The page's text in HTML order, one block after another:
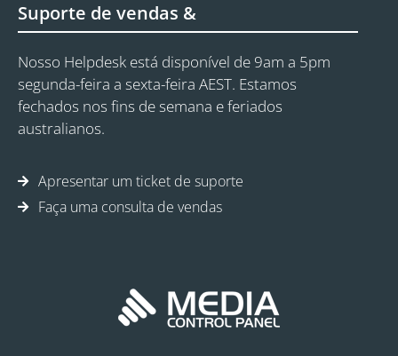
Suporte de vendas &
Nosso Helpdesk está disponível de 9am a 5pm
segunda-feira a sexta-feira AEST. Estamos
fechados nos fins de semana e feriados
australianos.
Apresentar um ticket de suporte
Faça uma consulta de vendas